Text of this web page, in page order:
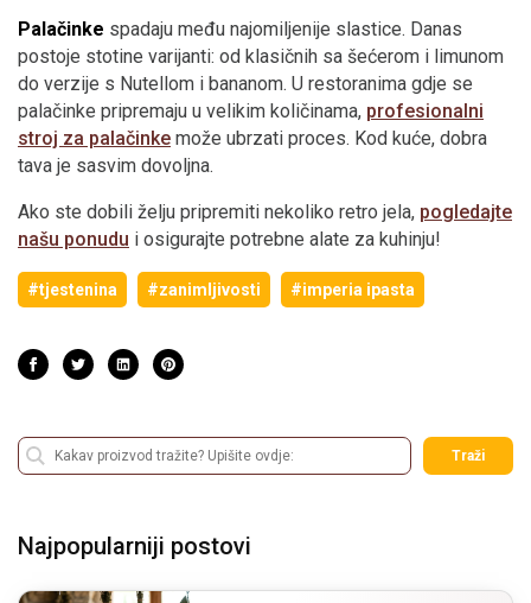
Palačinke spadaju među najomiljenije slastice. Danas
postoje stotine varijanti: od klasičnih sa šećerom i limunom
do verzije s Nutellom i bananom. U restoranima gdje se
palačinke pripremaju u velikim količinama, profesionalni
stroj za palačinke može ubrzati proces. Kod kuće, dobra
tava je sasvim dovoljna.
Ako ste dobili želju pripremiti nekoliko retro jela, pogledajte
našu ponudu i osigurajte potrebne alate za kuhinju!
#tjestenina #zanimljivosti #imperia ipasta
Traži
Najpopularniji postovi